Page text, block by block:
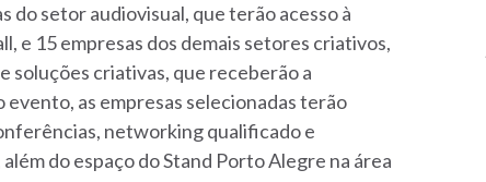
do setor audiovisual, que terão acesso à
e 15 empresas dos demais setores criativos,
soluções criativas, que receberão a
as empresas selecionadas terão
networking qualificado e
do espaço do Stand Porto Alegre na área